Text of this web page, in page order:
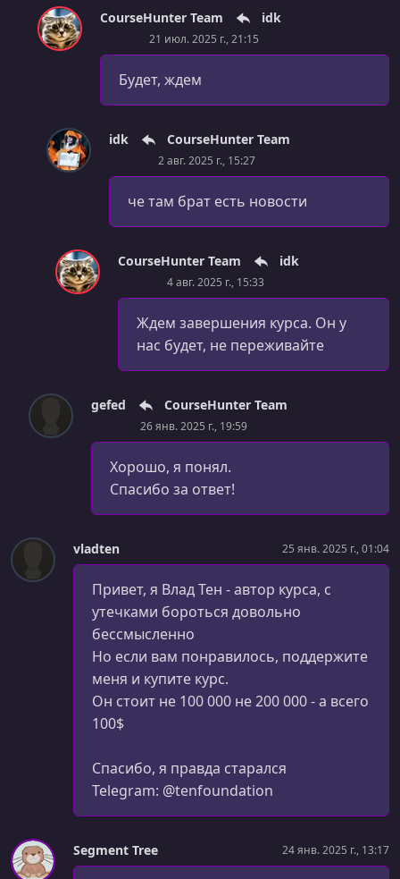
CourseHunter Team idk
21 июл. 2025 г., 21:15
Будет, ждем
idk CourseHunter Team
2 авг. 2025 г., 15:27
че там брат есть новости
CourseHunter Team idk
4 авг. 2025 г., 15:33
Ждем завершения курса. Он у
нас будет, не переживайте
gefed CourseHunter Team
26 янв. 2025 г., 19:59
Хорошо, я понял.
Спасибо за ответ!
vladten 25 янв. 2025 г., 01:04
Привет, я Влад Тен - автор курса, с
утечками бороться довольно
бессмысленно
Но если вам понравилось, поддержите
меня и купите курс.
Он стоит не 100 000 не 200 000 - а всего
100$
Спасибо, я правда старался
Telegram: @tenfoundation
Segment Tree 24 янв. 2025 г., 13:17